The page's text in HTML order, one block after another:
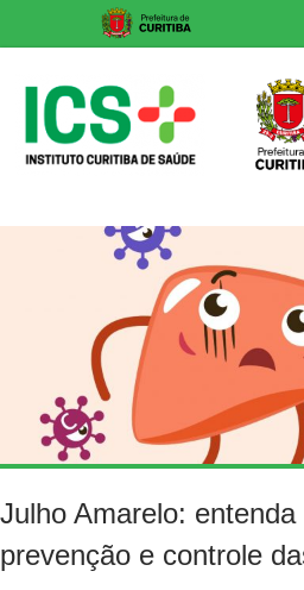
content
ICS
Julho Amarelo:
prevenção e controle